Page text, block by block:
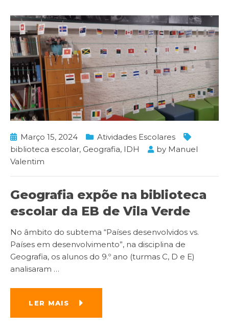
Março 15, 2024
Atividades Escolares
biblioteca escolar, Geografia, IDH by Manuel
Valentim
Geografia expõe na biblioteca
escolar da EB de Vila Verde
No âmbito do subtema “Países desenvolvidos vs.
Países em desenvolvimento”, na disciplina de
Geografia, os alunos do 9.º ano (turmas C, D e E)
analisaram …
LER MAIS